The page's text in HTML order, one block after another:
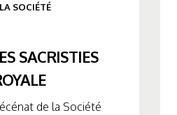
SOCIÉTÉ
SACRISTIES
de la Société